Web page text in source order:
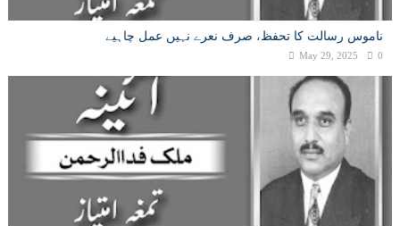
ناموس رسالت کا تحفظ، صرف نعرے نہیں عمل چاہیے
May 29, 2025 0